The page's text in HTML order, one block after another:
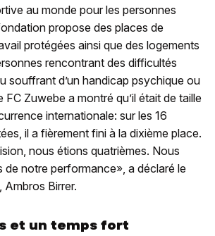
au monde pour les personnes
propose des places de
protégées ainsi que des logements
rencontrant des difficultés
souffrant d’un handicap psychique ou
FC Zuwebe a montré qu’il était de taille
internationale: sur les 16
il a fièrement fini à la dixième place.
nous étions quatrièmes. Nous
notre performance», a déclaré le
Ambros Birrer.
et un temps fort